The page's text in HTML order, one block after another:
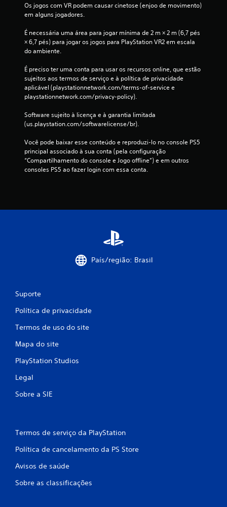
Os jogos com VR podem causar cinetose (enjoo de movimento)
em alguns jogadores.
É necessária uma área para jogar mínima de 2 m × 2 m (6,7 pés
× 6,7 pés) para jogar os jogos para PlayStation VR2 em escala
do ambiente.
É preciso ter uma conta para usar os recursos online, que estão
sujeitos aos termos de serviço e à política de privacidade
aplicável (playstationnetwork.com/terms-of-service e
playstationnetwork.com/privacy-policy).
Software sujeito à licença e à garantia limitada
(us.playstation.com/softwarelicense/br).
Você pode baixar esse conteúdo e reproduzi-lo no console PS5
principal associado à sua conta (pela configuração
“Compartilhamento do console e Jogo offline”) e em outros
consoles PS5 ao fazer login com essa conta.
País/região: Brasil
Suporte
Política de privacidade
Termos de uso do site
Mapa do site
PlayStation Studios
Legal
Sobre a SIE
Termos de serviço da PlayStation
Política de cancelamento da PS Store
Avisos de saúde
Sobre as classificações